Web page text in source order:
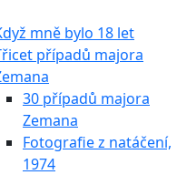
mně bylo 18 let
případů majora
30 případů majora
Zemana
Fotografie z natáčení,
1974